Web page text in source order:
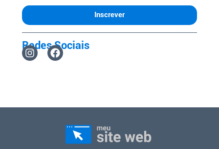
Inscrever
Redes Sociais